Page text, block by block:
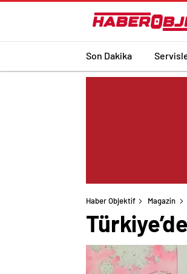
Son Dakika
Haber Objektif Magazin